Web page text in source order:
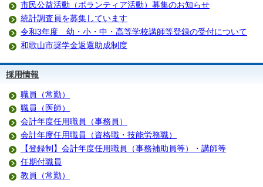
市民公益活動（ボランティア活動）募集のお知らせ
統計調査員を募集しています
令和3年度 幼・小・中・高等学校講師等登録の受付について
和歌山市奨学金返還助成制度
採用情報
職員（常勤）
職員（医師）
会計年度任用職員（事務員）
会計年度任用職員（資格職・技能労務職）
【登録制】会計年度任用職員（事務補助員等）・講師等
任期付職員
教員（常勤）